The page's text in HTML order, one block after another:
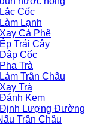
Cốc
Lạnh
Cà Phê
Trái Cây
Cốc
Trà
Trân Châu
Trà
Kem
Định Lượng Đường
Trân Châu